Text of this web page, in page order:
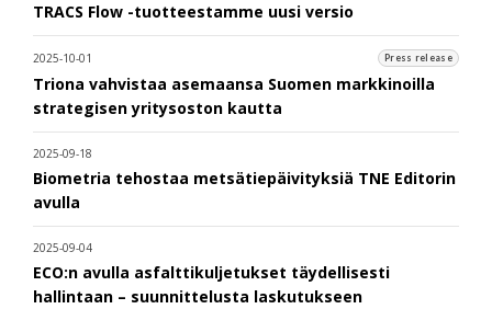
TRACS Flow -tuotteestamme uusi versio
2025-10-01 Press release
Triona vahvistaa asemaansa Suomen markkinoilla
strategisen yritysoston kautta
2025-09-18
Biometria tehostaa metsätiepäivityksiä TNE Editorin
avulla
2025-09-04
ECO:n avulla asfalttikuljetukset täydellisesti
hallintaan – suunnittelusta laskutukseen